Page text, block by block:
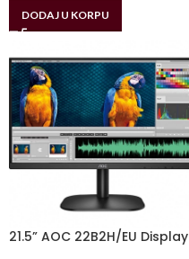
DODAJ U KORPU
21.5” AOC 22B2H/EU Display